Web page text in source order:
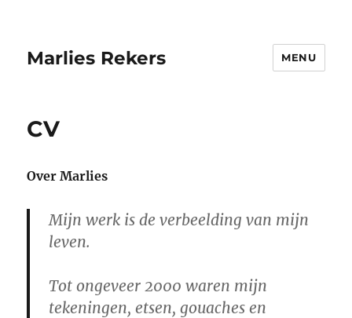
Marlies Rekers MENU
CV
Over Marlies
Mijn werk is de verbeelding van mijn
leven.
Tot ongeveer 2000 waren mijn
tekeningen, etsen, gouaches en